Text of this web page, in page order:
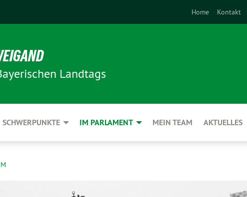
Home Kontakt
Landtags
SCHWERPUNKTE IM PARLAMENT MEIN TEAM AKTUELLES